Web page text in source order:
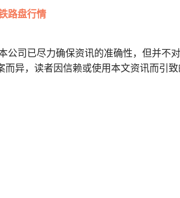
路盘行情
公司已尽力确保资讯的准确性，但并不
异，读者因信赖或使用本文资讯而引致